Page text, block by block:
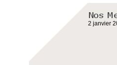
2 janvier